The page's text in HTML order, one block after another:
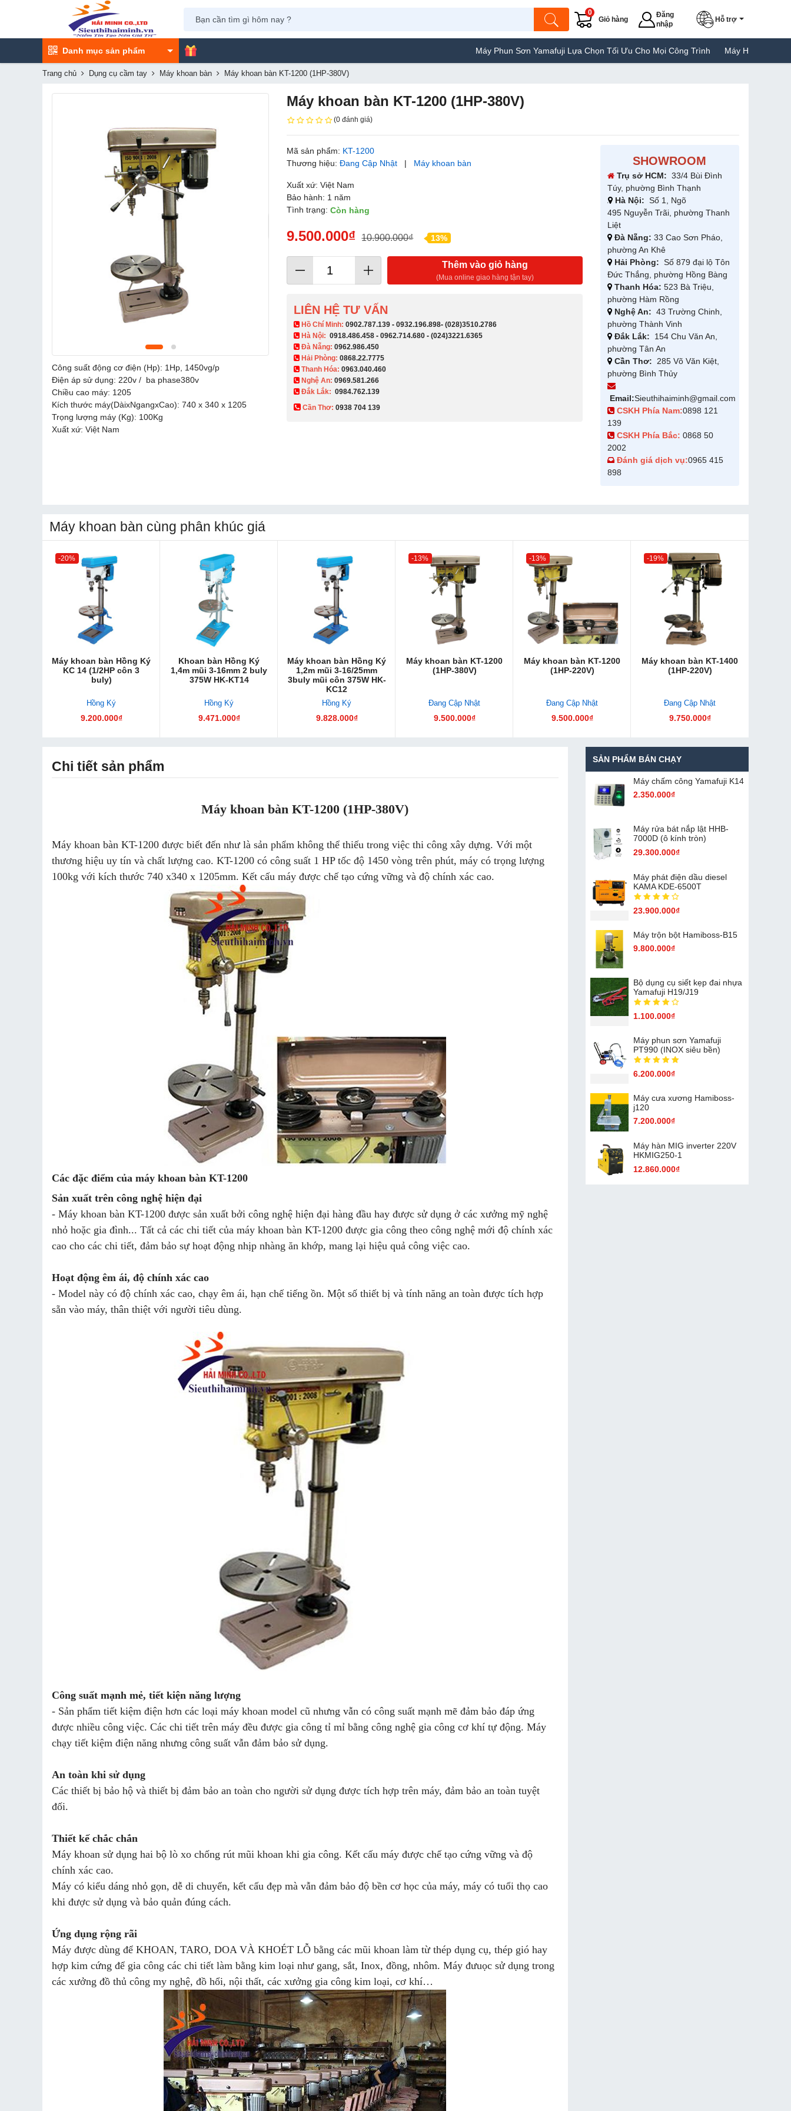
Giỏ hàng
0
Đăng
nhập
Hỗ trợ
Danh mục sản phẩm Máy Phun Sơn Yamafuji Lựa Chọn Tối Ưu Cho Mọi Công Trình Máy Hàn Túi Yamafuji Lựa
Trang chủ Dụng cụ cầm tay Máy khoan bàn Máy khoan bàn KT-1200 (1HP-380V)
Công suất động cơ điện (Hp): 1Hp, 1450vg/p
Điện áp sử dụng: 220v / ba phase380v
Chiều cao máy: 1205
Kích thước máy(DàixNgangxCao): 740 x 340 x 1205
Trọng lượng máy (Kg): 100Kg
Xuất xứ: Việt Nam
Máy khoan bàn KT-1200 (1HP-380V)
(0 đánh giá)
Mã sản phẩm: KT-1200
Thương hiệu:Đang Cập Nhật | Máy khoan bàn
Xuất xứ: Việt Nam
Bảo hành: 1 năm
Tình trạng:Còn hàng
9.500.000₫ 10.900.000₫ 13%
Thêm vào giỏ hàng
(Mua online giao hàng tận tay)
LIÊN HỆ TƯ VẤN
​ Hồ Chí Minh:0902.787.139 -0932.196.898-(028)3510.2786
Hà Nội:0918.486.458 -0962.714.680 -(024)3221.6365
Đà Nẵng:0962.986.450
Hải Phòng:0868.22.7775
Thanh Hóa:0963.040.460
Nghệ An:0969.581.266
Đắk Lắk: 0984.762.139
Cần Thơ:0938 704 139​
SHOWROOM
Trụ sở HCM: 33/4 Bùi Đình
Túy, phường Bình Thạnh
Hà Nội: Số 1, Ngõ
495 Nguyễn Trãi, phường Thanh
Liệt
Đà Nẵng: 33 Cao Sơn Pháo,
phường An Khê
Hải Phòng: Số 879 đại lộ Tôn
Đức Thắng, phường Hồng Bàng
Thanh Hóa: 523 Bà Triệu,
phường Hàm Rồng
Nghệ An: 43 Trường Chinh,
phường Thành Vinh
Đắk Lắk: 154 Chu Văn An,
phường Tân An
Cần Thơ: 285 Võ Văn Kiệt,
phường Bình Thủy
Email:Sieuthihaiminh@gmail.com
CSKH Phía Nam:0898 121
139
CSKH Phía Bắc: 0868 50
2002
Đánh giá dịch vụ:0965 415
898
Máy khoan bàn cùng phân khúc giá
-20%
Máy khoan bàn Hồng Ký
KC 14 (1/2HP côn 3
buly)
Hồng Ký
9.200.000₫
Khoan bàn Hồng Ký
1,4m mũi 3-16mm 2 buly
375W HK-KT14
Hồng Ký
9.471.000₫
Máy khoan bàn Hồng Ký
1,2m mũi 3-16/25mm
3buly mũi côn 375W HK-
KC12
Hồng Ký
9.828.000₫
-13%
Máy khoan bàn KT-1200
(1HP-380V)
Đang Cập Nhật
9.500.000₫
-13%
Máy khoan bàn KT-1200
(1HP-220V)
Đang Cập Nhật
9.500.000₫
-19%
Máy khoan bàn KT-1400
(1HP-220V)
Đang Cập Nhật
9.750.000₫
Chi tiết sản phẩm
Máy khoan bàn KT-1200 (1HP-380V)
Máy khoan bàn KT-1200 được biết đến như là sản phẩm không thể thiếu trong việc thi công xây dựng. Với một
thương hiệu uy tín và chất lượng cao. KT-1200 có công suất 1 HP tốc độ 1450 vòng trên phút, máy có trọng lượng
100kg với kích thước 740 x340 x 1205mm. Kết cấu máy được chế tạo cứng vững và độ chính xác cao.
Các đặc điểm của máy khoan bàn KT-1200
Sản xuất trên công nghệ hiện đại
- Máy khoan bàn KT-1200 được sản xuất bởi công nghệ hiện đại hàng đầu hay được sử dụng ở các xưởng mỹ nghệ
nhỏ hoặc gia đình... Tất cả các chi tiết của máy khoan bàn KT-1200 được gia công theo công nghệ mới độ chính xác
cao cho các chi tiết, đảm bảo sự hoạt động nhịp nhàng ăn khớp, mang lại hiệu quả công việc cao.
Hoạt động êm ái, độ chính xác cao
- Model này có độ chính xác cao, chạy êm ái, hạn chế tiếng ồn. Một số thiết bị và tính năng an toàn được tích hợp
sẵn vào máy, thân thiệt với người tiêu dùng.
Công suất mạnh mẻ, tiết kiện năng lượng
- Sản phẩm tiết kiệm điện hơn các loại máy khoan model cũ nhưng vẫn có công suất mạnh mẽ đảm bảo đáp ứng
được nhiều công việc. Các chi tiết trên máy đều được gia công tỉ mỉ bằng công nghệ gia công cơ khí tự động. Máy
chạy tiết kiệm điện năng nhưng công suất vẫn đảm bảo sử dụng.
An toàn khi sử dụng
Các thiết bị bảo hộ và thiết bị đảm bảo an toàn cho người sử dụng được tích hợp trên máy, đảm bảo an toàn tuyệt
đối.
Thiết kế chắc chắn
Máy khoan sử dụng hai bộ lò xo chống rút mũi khoan khi gia công. Kết cấu máy được chế tạo cứng vững và độ
chính xác cao.
Máy có kiểu dáng nhỏ gọn, dễ di chuyển, kết cấu đẹp mà vẫn đảm bảo độ bền cơ học của máy, máy có tuổi thọ cao
khi được sử dụng và bảo quản đúng cách.
Ứng dụng rộng rãi
Máy được dùng để KHOAN, TARO, DOA VÀ KHOÉT LỖ bằng các mũi khoan làm từ thép dụng cụ, thép gió hay
hợp kim cứng để gia công các chi tiết làm bằng kim loại như gang, sắt, Inox, đồng, nhôm. Máy đưuọc sử dụng trong
các xưởng đồ thủ công my nghệ, đồ hổi, nội thất, các xưởng gia công kim loại, cơ khí…
SẢN PHẨM BÁN CHẠY
Máy chấm cô​ng Yamafuji K14
2.350.000₫
Máy rửa bát nắp lật HHB-
7000D (ô kính tròn)
29.300.000₫
Máy phát điện dầu diesel
KAMA KDE-6500T
23.900.000₫
Máy trộn bột Hamiboss-B15
9.800.000₫
Bộ dụng cụ siết kẹp đai nhựa
Yamafuji H19/J19
1.100.000₫
Máy phun sơn Yamafuji
PT990 (INOX siêu bền)
6.200.000₫
Máy cưa xương Hamiboss-
j120
7.200.000₫
Máy hàn MIG inverter 220V
HKMIG250-1
12.860.000₫